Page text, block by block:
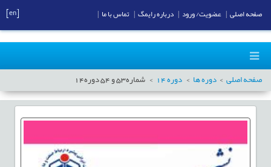
صفحه اصلی دوره ها دوره14 شماره53و54دوره14
صفحه اصلی عضویت/ ورود درباره رایمگ تماس با ما